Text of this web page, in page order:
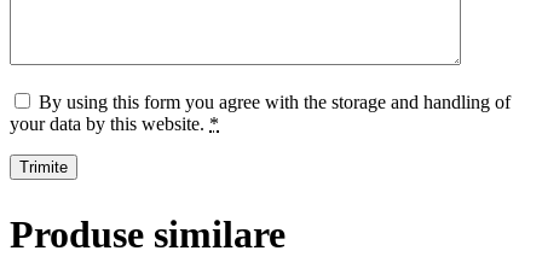
By using this form you agree with the storage and handling of
your data by this website. *
Produse similare